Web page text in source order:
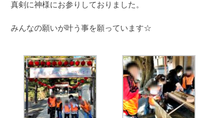
真剣に神様にお参りしておりました。
みんなの願いが叶う事を願っています☆